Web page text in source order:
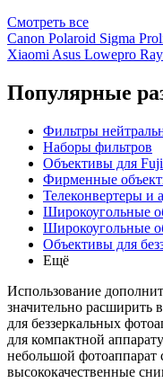
Смотреть все
Canon Polaroid Sigma
Xiaomi Asus Lowepro
Популярные
Фильтры
Наборы фильтров
Объективы для
Фирменные
Телеконвертеры и
Широкоугольные
Широкоугольные
Объективы для
Ещё
Использование
значительно
для беззеркальных
для компактной
небольшой фотоаппарат
высококачественные